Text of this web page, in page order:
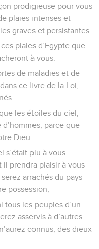
prodigieuse pour vous
plaies intenses et
graves et persistantes.
plaies d’Egypte que
à vous.
de maladies et de
ce livre de la Loi,
les étoiles du ciel,
parce que
Dieu.
s’était plu à vous
prendra plaisir à vous
arrachés du pays
possession,
tous les peuples d’un
asservis à d’autres
connus, des dieux